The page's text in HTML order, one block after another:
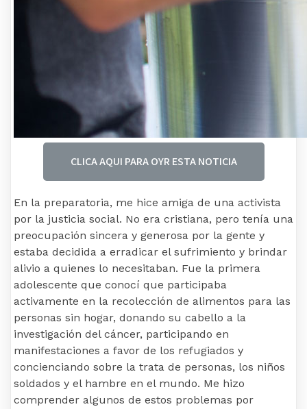
CLICA AQUI PARA OYR ESTA NOTICIA
En la preparatoria, me hice amiga de una activista
por la justicia social. No era cristiana, pero tenía una
preocupación sincera y generosa por la gente y
estaba decidida a erradicar el sufrimiento y brindar
alivio a quienes lo necesitaban. Fue la primera
adolescente que conocí que participaba
activamente en la recolección de alimentos para las
personas sin hogar, donando su cabello a la
investigación del cáncer, participando en
manifestaciones a favor de los refugiados y
concienciando sobre la trata de personas, los niños
soldados y el hambre en el mundo. Me hizo
comprender algunos de estos problemas por